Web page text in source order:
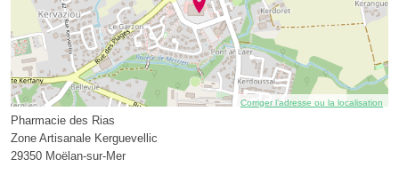
Corriger l’adresse ou la localisation
Pharmacie des Rias
Zone Artisanale Kerguevellic
29350 Moëlan-sur-Mer